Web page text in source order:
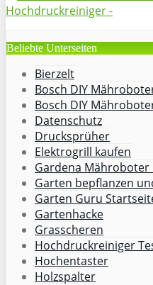
Beliebte Unterseiten
Bierzelt
Bosch DIY
Bosch DIY
Datenschutz
Drucksprüher
Elektrogrill kaufen
Gardena Mähroboter
Garten bepflanzen
Garten Guru
Gartenhacke
Grasscheren
Hochdruckreiniger
Hochentaster
Holzspalter